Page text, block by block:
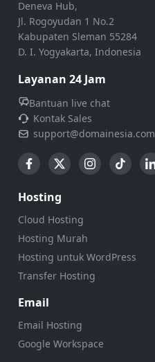
Deneva Hub,
Jl. Rogoyudan 1 No.2
Kabupaten Sleman 55284
D. I. Yogyakarta, Indonesia
Layanan 24 Jam
Bantuan live chat
Kontak Sales
support@domainesia.com
Hosting
Cloud Hosting
Hosting Murah
Hosting untuk WordPress
Transfer Hosting
Email
Email Hosting
Google Workspace